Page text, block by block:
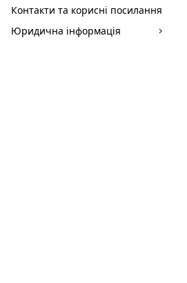
Контакти та корисні посилання
Юридична інформація